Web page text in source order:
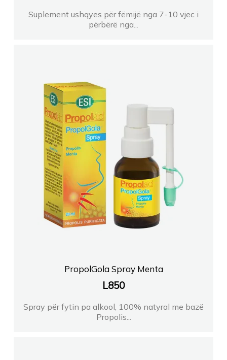
Suplement ushqyes për fëmijë nga 7-10 vjec i
përbërë nga...
PropolGola Spray Menta
L850
Spray për fytin pa alkool, 100% natyral me bazë
Propolis...